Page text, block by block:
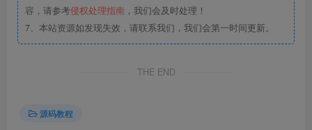
容，请参考侵权处理指南 ，我们会及时处理！
7、本站资源如发现失效，请联系我们，我们会第一时间更新。
THE END
源码教程